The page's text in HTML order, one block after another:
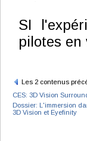
SI
pilotes en
Les 2 contenus
CES: 3D Vision
Dossier: L'immersion
3D Vision et Eyefinity